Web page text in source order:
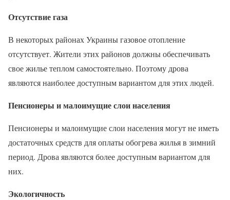
Отсутствие газа
В некоторых районах Украины газовое отопление
отсутствует. Жители этих районов должны обеспечивать
свое жилье теплом самостоятельно. Поэтому дрова
являются наиболее доступным вариантом для этих людей.
Пенсионеры и малоимущие слои населения
Пенсионеры и малоимущие слои населения могут не иметь
достаточных средств для оплаты обогрева жилья в зимний
период. Дрова являются более доступным вариантом для
них.
Экологичность